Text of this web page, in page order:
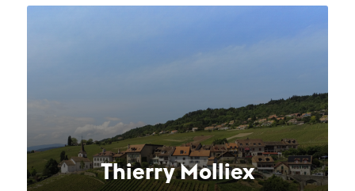
Thierry Molliex